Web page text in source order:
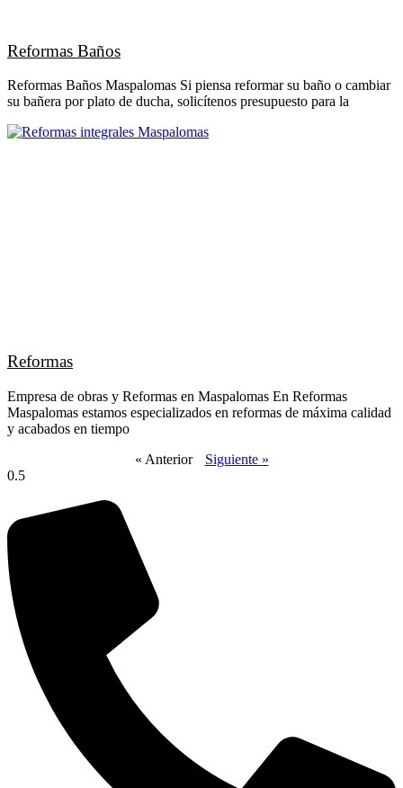
Reformas Baños
Reformas Baños Maspalomas Si piensa reformar su baño o cambiar
su bañera por plato de ducha, solicítenos presupuesto para la
Reformas
Empresa de obras y Reformas en Maspalomas En Reformas
Maspalomas estamos especializados en reformas de máxima calidad
y acabados en tiempo
« Anterior
Siguiente »